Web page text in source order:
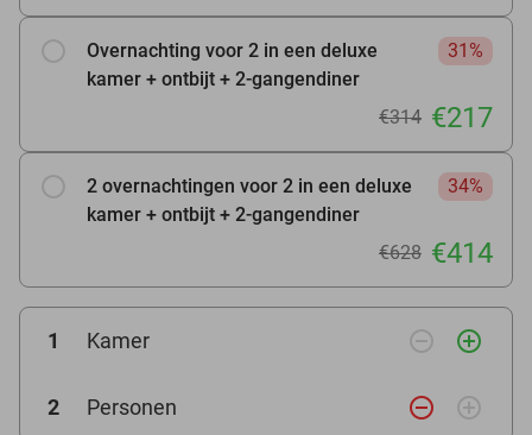
Overnachting voor 2 in een deluxe
kamer + ontbijt + 2-gangendiner
31%
€314 €217
2 overnachtingen voor 2 in een deluxe
kamer + ontbijt + 2-gangendiner
34%
€628 €414
1 Kamer remove_circle_outline add_circle_outline
2 Personen remove_circle_outline add_circle_outline